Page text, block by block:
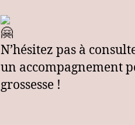
N’hésitez pas à
un accompagnement
grossesse !